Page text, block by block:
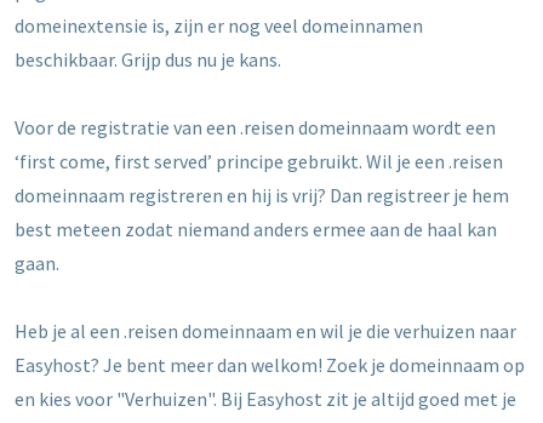
domeinextensie is, zijn er nog veel domeinnamen
beschikbaar. Grijp dus nu je kans.
Voor de registratie van een .reisen domeinnaam wordt een
‘first come, first served’ principe gebruikt. Wil je een .reisen
domeinnaam registreren en hij is vrij? Dan registreer je hem
best meteen zodat niemand anders ermee aan de haal kan
gaan.
Heb je al een .reisen domeinnaam en wil je die verhuizen naar
Easyhost? Je bent meer dan welkom! Zoek je domeinnaam op
en kies voor "Verhuizen". Bij Easyhost zit je altijd goed met je